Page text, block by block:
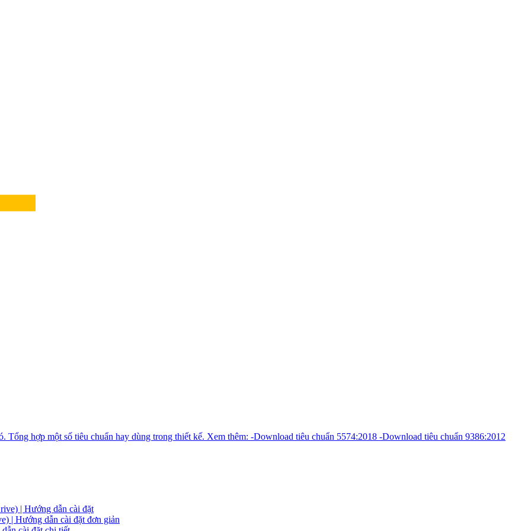
hợp một số tiêu chuẩn hay dùng trong thiết kế. Xem thêm: -Download tiêu chuẩn 5574:2018 -Download tiêu chuẩn 9386:2012
| Hướng dẫn cài đặt
| Hướng dẫn cài đặt đơn giản